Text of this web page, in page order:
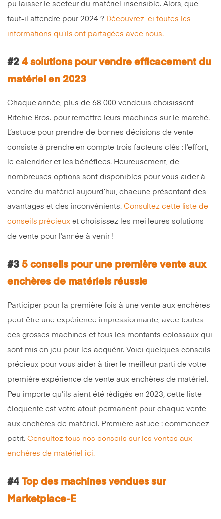
pu laisser le secteur du matériel insensible. Alors, que
faut-il attendre pour 2024 ? Découvrez ici toutes les
informations qu’ils ont partagées avec nous.
#2 4 solutions pour vendre efficacement du
matériel en 2023
Chaque année, plus de 68 000 vendeurs choisissent
Ritchie Bros. pour remettre leurs machines sur le marché.
L’astuce pour prendre de bonnes décisions de vente
consiste à prendre en compte trois facteurs clés : l’effort,
le calendrier et les bénéfices. Heureusement, de
nombreuses options sont disponibles pour vous aider à
vendre du matériel aujourd’hui, chacune présentant des
avantages et des inconvénients. Consultez cette liste de
conseils précieux et choisissez les meilleures solutions
de vente pour l’année à venir !
#3 5 conseils pour une première vente aux
enchères de matériels réussie
Participer pour la première fois à une vente aux enchères
peut être une expérience impressionnante, avec toutes
ces grosses machines et tous les montants colossaux qui
sont mis en jeu pour les acquérir. Voici quelques conseils
précieux pour vous aider à tirer le meilleur parti de votre
première expérience de vente aux enchères de matériel.
Peu importe qu’ils aient été rédigés en 2023, cette liste
éloquente est votre atout permanent pour chaque vente
aux enchères de matériel. Première astuce : commencez
petit. Consultez tous nos conseils sur les ventes aux
enchères de matériel ici.
#4 Top des machines vendues sur
Marketplace-E